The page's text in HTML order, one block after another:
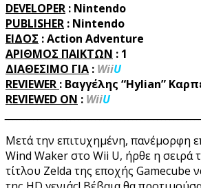
DEVELOPER : Nintendo
PUBLISHER : Nintendo
ΕΙΔΟΣ : Action Adventure
ΑΡΙΘΜΟΣ ΠΑΙΚΤΩΝ : 1
ΔΙΑΘΕΣΙΜΟ ΓΙΑ : WiiU
REVIEWER : Βαγγέλης “Hylian”
REVIEWED ON : WiiU
Μετά την επιτυχημένη, πανέμορφη
Wind Waker στο Wii U, ήρθε η σειρά
τίτλου Zelda της εποχής Gamecube